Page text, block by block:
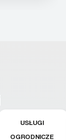
USŁUGI
OGRODNICZE